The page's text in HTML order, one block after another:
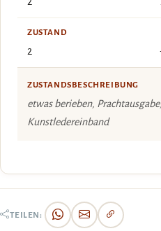
ZUSTAND
2
ZUSTANDSBESCHREIBUNG
etwas berieben,
Kunstledereinband
TEILEN: